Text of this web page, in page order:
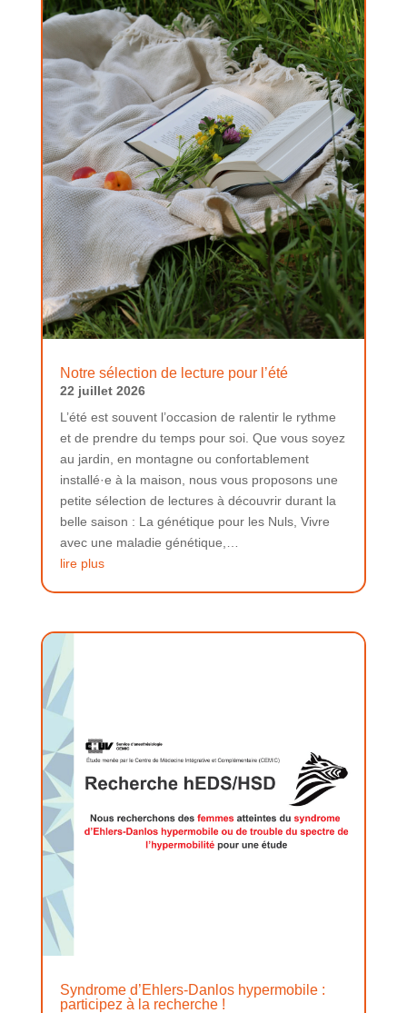
Notre sélection de lecture pour l’été
22 juillet 2026
L’été est souvent l’occasion de ralentir le rythme
et de prendre du temps pour soi. Que vous soyez
au jardin, en montagne ou confortablement
installé·e à la maison, nous vous proposons une
petite sélection de lectures à découvrir durant la
belle saison : La génétique pour les Nuls, Vivre
avec une maladie génétique,…
lire plus
Syndrome d’Ehlers-Danlos hypermobile :
participez à la recherche !